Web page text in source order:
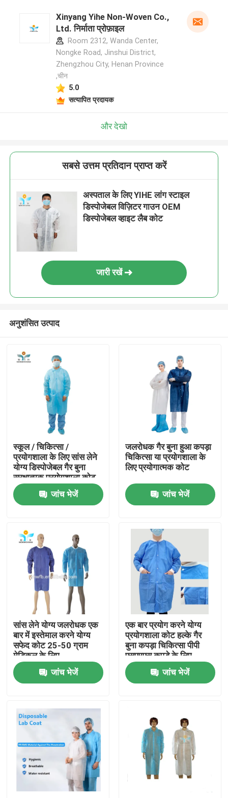
घर
उत्पादों
हमारे बारे में
कारखाना भ्रमण
गुणवत्ता नियंत्रण
संपर्क करें
डिस्पोजेबल सुरक्षात्मक पहनें
डिस्पोजेबल सुरक्षात्मक सूट
डिस्पोजेबल सुरक्षात्मक आवरण
Xinyang Yihe Non-Woven Co.,
Ltd. निर्माता प्रोफ़ाइल
Room 2312, Wanda Center,
Nongke Road, Jinshui District,
Zhengzhou City, Henan Province
,चीन
5.0
सत्यापित प्रदायक
और देखो
सबसे उत्तम प्रतिदान प्राप्त करें
अस्पताल के लिए YIHE लांग स्टाइल
डिस्पोजेबल विज़िटर गाउन OEM
डिस्पोजेबल व्हाइट लैब कोट
जारी रखें
अनुशंसित उत्पाद
स्कूल / चिकित्सा /
प्रयोगशाला के लिए सांस लेने
योग्य डिस्पोजेबल गैर बुना
सुरक्षात्मक प्रयोगशाला कोट
जांच भेजें
जलरोधक गैर बुना हुआ कपड़ा
चिकित्सा या प्रयोगशाला के
लिए प्रयोगात्मक कोट
जांच भेजें
सांस लेने योग्य जलरोधक एक
बार में इस्तेमाल करने योग्य
सफेद कोट 25-50 ग्राम
मेडिकल के लिए
जांच भेजें
एक बार प्रयोग करने योग्य
प्रयोगशाला कोट हल्के गैर
बुना कपड़ा चिकित्सा पीपी
एसएमएस कपड़े के लिए
जांच भेजें